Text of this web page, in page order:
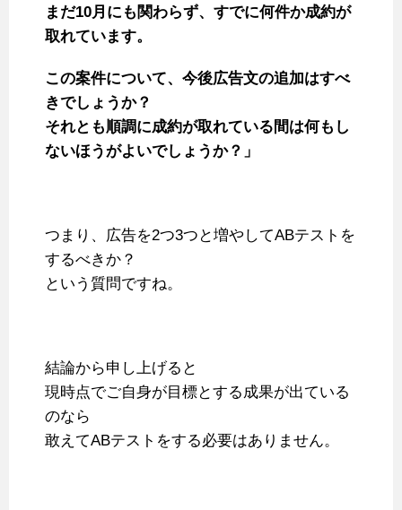
まだ10月にも関わらず、すでに何件か成約が
取れています。
この案件について、今後広告文の追加はすべ
きでしょうか？
それとも順調に成約が取れている間は何もし
ないほうがよいでしょうか？」
つまり、広告を2つ3つと増やしてABテストを
するべきか？
という質問ですね。
結論から申し上げると
現時点でご自身が目標とする成果が出ている
のなら
敢えてABテストをする必要はありません。